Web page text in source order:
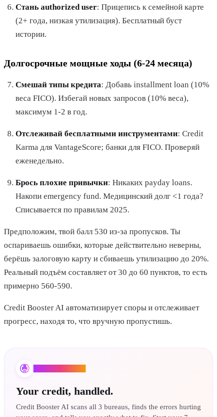
Стань authorized user: Прицепись к семейной карте
(2+ года, низкая утилизация). Бесплатный буст
истории.
Долгосрочные мощные ходы (6-24 месяца)
Смешай типы кредита: Добавь installment loan (10%
веса FICO). Избегай новых запросов (10% веса),
максимум 1-2 в год.
Отслеживай бесплатными инструментами: Credit
Karma для VantageScore; банки для FICO. Проверяй
еженедельно.
Брось плохие привычки: Никаких payday loans.
Накопи emergency fund. Медицинский долг <1 года?
Списывается по правилам 2025.
Предположим, твой балл 530 из-за пропусков. Ты
оспариваешь ошибки, которые действительно неверны,
берёшь залоговую карту и сбиваешь утилизацию до 20%.
Реальный подъём составляет от 30 до 60 пунктов, то есть
примерно 560-590.
Credit Booster AI автоматизирует споры и отслеживает
прогресс, находя то, что вручную пропустишь.
Your credit, handled.
Credit Booster AI scans all 3 bureaus, finds the errors hurting